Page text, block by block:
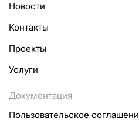
Новости
Контакты
Проекты
Услуги
Документация
Пользовательское